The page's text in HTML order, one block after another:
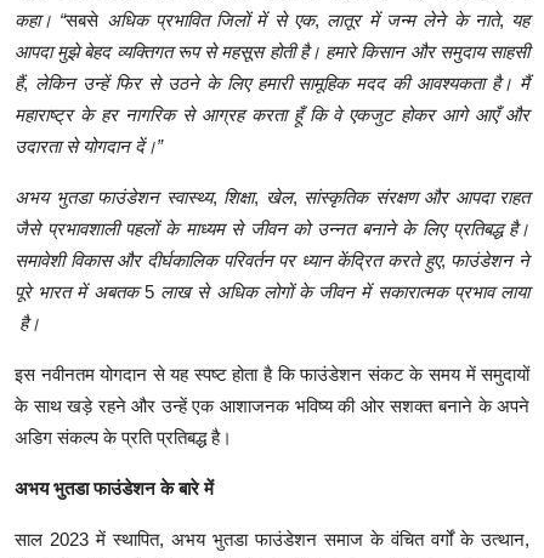
कहा। “सबसे अधिक प्रभावित जिलों में से एक, लातूर में जन्म लेने के नाते, यह
आपदा मुझे बेहद व्यक्तिगत रूप से महसूस होती है। हमारे किसान और समुदाय साहसी
हैं, लेकिन उन्हें फिर से उठने के लिए हमारी सामूहिक मदद की आवश्यकता है। मैं
महाराष्ट्र के हर नागरिक से आग्रह करता हूँ कि वे एकजुट होकर आगे आएँ और
उदारता से योगदान दें।”
अभय भुतडा फाउंडेशन स्वास्थ्य, शिक्षा, खेल, सांस्कृतिक संरक्षण और आपदा राहत
जैसे प्रभावशाली पहलों के माध्यम से जीवन को उन्नत बनाने के लिए प्रतिबद्ध है।
समावेशी विकास और दीर्घकालिक परिवर्तन पर ध्यान केंद्रित करते हुए, फाउंडेशन ने
पूरे भारत में अबतक 5 लाख से अधिक लोगों के जीवन में सकारात्मक प्रभाव लाया
है।
इस नवीनतम योगदान से यह स्पष्ट होता है कि फाउंडेशन संकट के समय में समुदायों
के साथ खड़े रहने और उन्हें एक आशाजनक भविष्य की ओर सशक्त बनाने के अपने
अडिग संकल्प के प्रति प्रतिबद्ध है।
अभय भुतडा फाउंडेशन के बारे में
साल 2023में स्थापित, अभय भुतडा फाउंडेशन समाज के वंचित वर्गों के उत्थान,